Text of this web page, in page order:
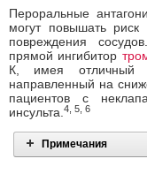
Пероральные
могут повышать риск
повреждения сосудов.
прямой ингибитор
К, имея
направленный на
пациентов с
инсульта.4, 5, 6
Примечания